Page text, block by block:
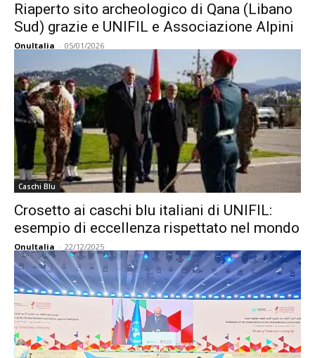
Riaperto sito archeologico di Qana (Libano
Sud) grazie e UNIFIL e Associazione Alpini
OnuItalia - 05/01/2026
Caschi Blu
Crosetto ai caschi blu italiani di UNIFIL:
esempio di eccellenza rispettato nel mondo
OnuItalia - 22/12/2025